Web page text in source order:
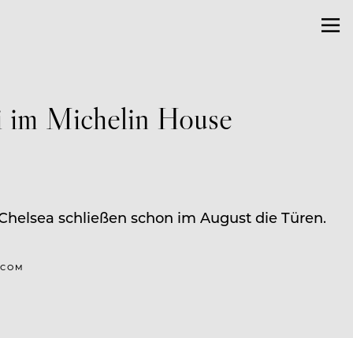
im Michelin House
schließen schon im August die Türen.